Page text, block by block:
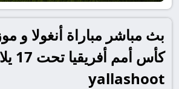
بث مباشر مباراة أنغولا و
كأس
yallashoot